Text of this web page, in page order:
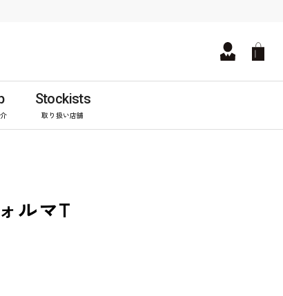
Stockists
取り扱い店舗
ルマT